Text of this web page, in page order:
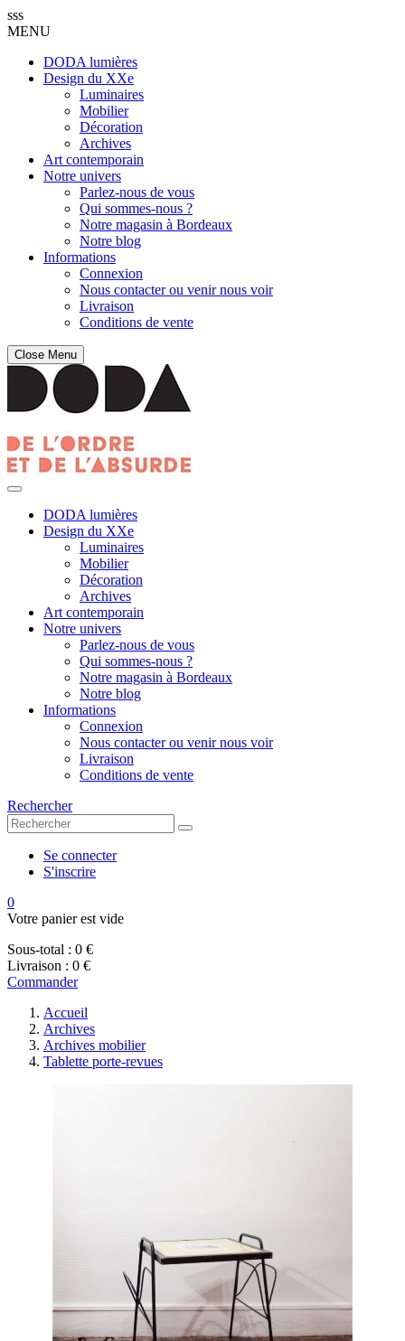
sss
MENU
DODA lumières
Design du XXe
Luminaires
Mobilier
Décoration
Archives
Art contemporain
Notre univers
Parlez-nous de vous
Qui sommes-nous ?
Notre magasin à Bordeaux
Notre blog
Informations
Connexion
Nous contacter ou venir nous voir
Livraison
Conditions de vente
Close Menu
DODA lumières
Design du XXe
Luminaires
Mobilier
Décoration
Archives
Art contemporain
Notre univers
Parlez-nous de vous
Qui sommes-nous ?
Notre magasin à Bordeaux
Notre blog
Informations
Connexion
Nous contacter ou venir nous voir
Livraison
Conditions de vente
Rechercher
Se connecter
S'inscrire
0
Votre panier est vide
Sous-total : 0 €
Livraison : 0 €
Commander
Accueil
Archives
Archives mobilier
Tablette porte-revues